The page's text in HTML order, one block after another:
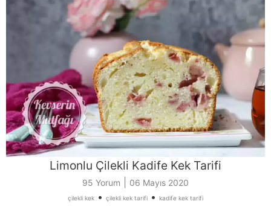
Limonlu Çilekli Kadife Kek Tarifi
95 Yorum 06 Mayıs 2020
çilekli kek • çilekli kek tarifi • kadife kek tarifi